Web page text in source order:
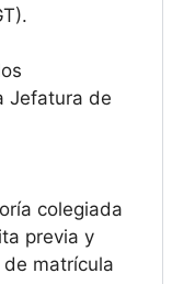
Jefatura de
colegiada
previa y
matrícula